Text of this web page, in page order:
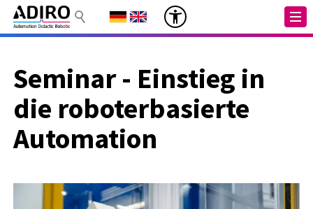
Seminar - Einstieg in
die roboterbasierte
Automation